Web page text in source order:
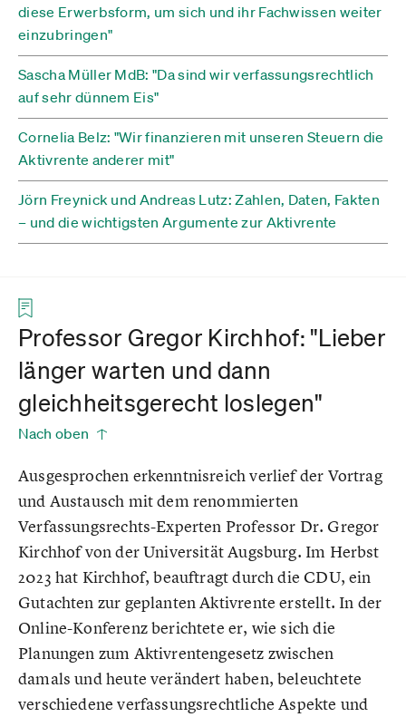
diese Erwerbsform, um sich und ihr Fachwissen weiter
einzubringen"
Sascha Müller MdB: "Da sind wir verfassungsrechtlich
auf sehr dünnem Eis"
Cornelia Belz: "Wir finanzieren mit unseren Steuern die
Aktivrente anderer mit"
Jörn Freynick und Andreas Lutz: Zahlen, Daten, Fakten
– und die wichtigsten Argumente zur Aktivrente
Professor Gregor Kirchhof: "Lieber
länger warten und dann
gleichheitsgerecht loslegen"
Nach oben
Ausgesprochen erkenntnisreich verlief der Vortrag
und Austausch mit dem renommierten
Verfassungsrechts-Experten Professor Dr. Gregor
Kirchhof von der Universität Augsburg. Im Herbst
2023 hat Kirchhof, beauftragt durch die CDU, ein
Gutachten zur geplanten Aktivrente erstellt. In der
Online-Konferenz berichtete er, wie sich die
Planungen zum Aktivrentengesetz zwischen
damals und heute verändert haben, beleuchtete
verschiedene verfassungsrechtliche Aspekte und